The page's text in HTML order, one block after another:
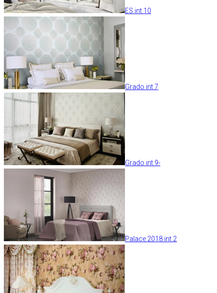
ES int 10
Grado int 7
Grado int 9-
Palace 2018 int 2